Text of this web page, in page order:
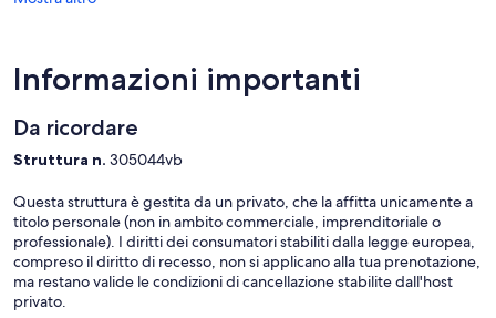
Informazioni importanti
Da ricordare
Struttura n. 305044vb
Questa struttura è gestita da un privato, che la affitta unicamente a
titolo personale (non in ambito commerciale, imprenditoriale o
professionale). I diritti dei consumatori stabiliti dalla legge europea,
compreso il diritto di recesso, non si applicano alla tua prenotazione,
ma restano valide le condizioni di cancellazione stabilite dall'host
privato.